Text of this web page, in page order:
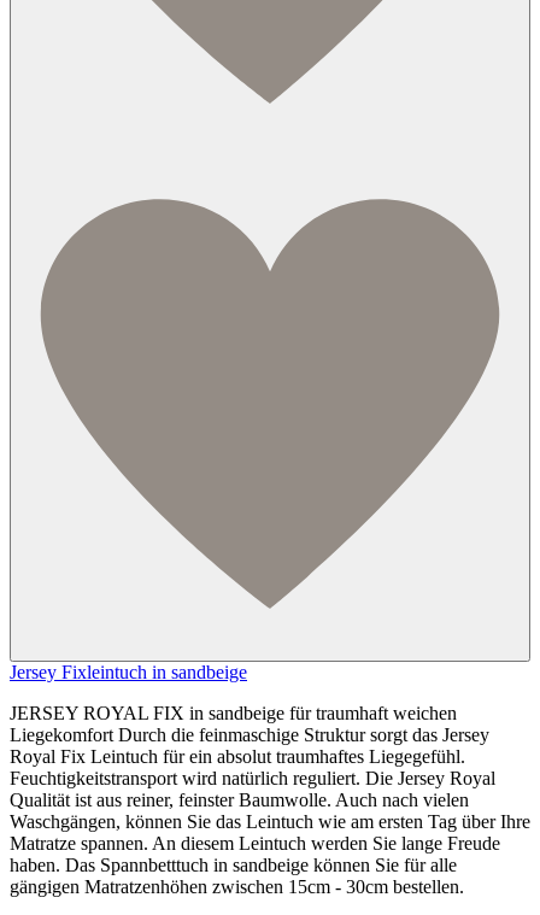
Jersey Fixleintuch in sandbeige
JERSEY ROYAL FIX in sandbeige für traumhaft weichen
Liegekomfort Durch die feinmaschige Struktur sorgt das Jersey
Royal Fix Leintuch für ein absolut traumhaftes Liegegefühl.
Feuchtigkeitstransport wird natürlich reguliert. Die Jersey Royal
Qualität ist aus reiner, feinster Baumwolle. Auch nach vielen
Waschgängen, können Sie das Leintuch wie am ersten Tag über Ihre
Matratze spannen. An diesem Leintuch werden Sie lange Freude
haben. Das Spannbetttuch in sandbeige können Sie für alle
gängigen Matratzenhöhen zwischen 15cm - 30cm bestellen.